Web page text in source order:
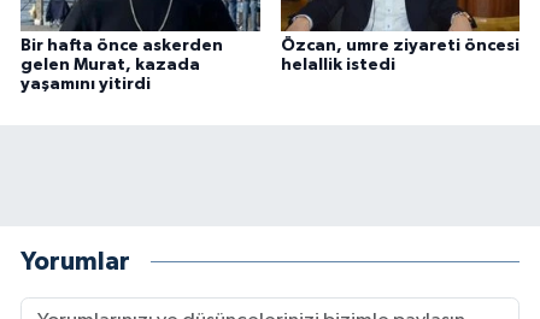
Bir hafta önce askerden
gelen Murat, kazada
yaşamını yitirdi
Özcan, umre ziyareti öncesi
helallik istedi
Yorumlar